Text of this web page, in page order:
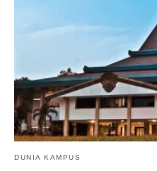
DUNIA KAMPUS